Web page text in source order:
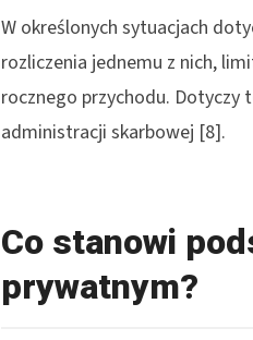
W określonych sytuacjach
rozliczenia jednemu z nich,
rocznego przychodu. Dotyczy
administracji skarbowej [8].
Co stanowi
prywatnym?